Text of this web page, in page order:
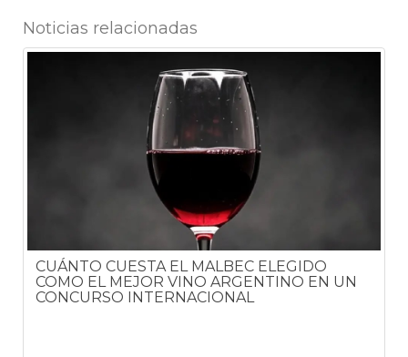
Noticias relacionadas
CUÁNTO CUESTA EL MALBEC ELEGIDO
COMO EL MEJOR VINO ARGENTINO EN UN
CONCURSO INTERNACIONAL